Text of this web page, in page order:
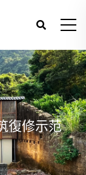
復修示范